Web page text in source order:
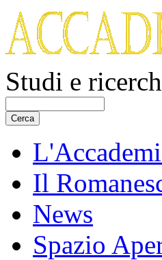
Studi e
Il
News
Spazio